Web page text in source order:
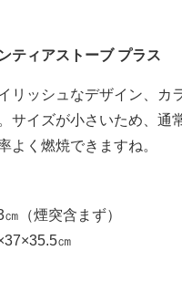
ティアストーブ プラス
リッシュなデザイン、カ
サイズが小さいため、通
よく燃焼できますね。
（煙突含まず）
㎝